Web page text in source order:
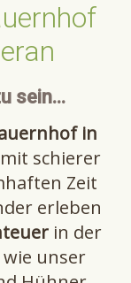
sein...
in
schierer
Zeit
erleben
in der
unser